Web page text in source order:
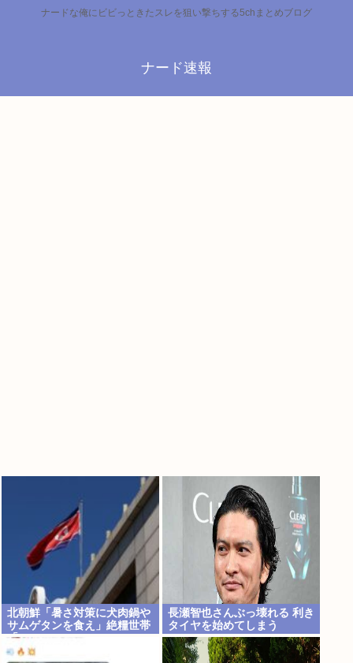
ナードな俺にビビっときたスレを狙い撃ちする5chまとめブログ
ナード速報
北朝鮮「暑さ対策に犬肉鍋や
サムゲタンを食え」絶糧世帯
「…」
長瀬智也さんぶっ壊れる 利き
タイヤを始めてしまう